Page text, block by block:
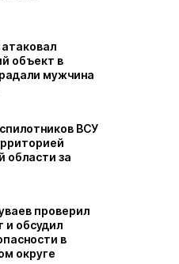
объект в
мужчина
ВСУ
области за
проверил
и обсудил
в
округе